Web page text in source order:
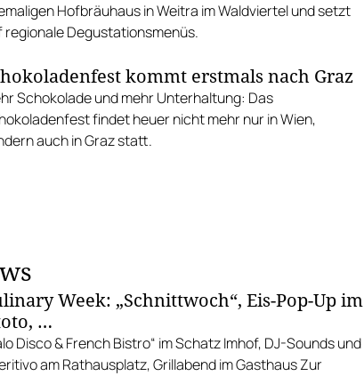
Hofbräuhaus in Weitra im Waldviertel und setzt
regionale Degustationsmenüs.
kommt erstmals nach Graz
Schokolade und mehr Unterhaltung: Das
findet heuer nicht mehr nur in Wien,
auch in Graz statt.
Week: „Schnittwoch“, Eis-Pop-Up im
…
Disco & French Bistro“ im Schatz Imhof, DJ-Sounds und
am Rathausplatz, Grillabend im Gasthaus Zur